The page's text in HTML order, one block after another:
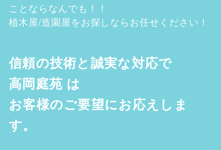
ことならなんでも！！
植木屋/造園屋をお探しならお任せください！
信頼の技術と誠実な対応で
高岡庭苑 は
お客様のご要望にお応えしま
す。